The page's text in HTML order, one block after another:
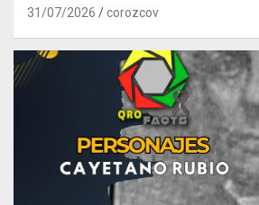
31/07/2026 corozcov